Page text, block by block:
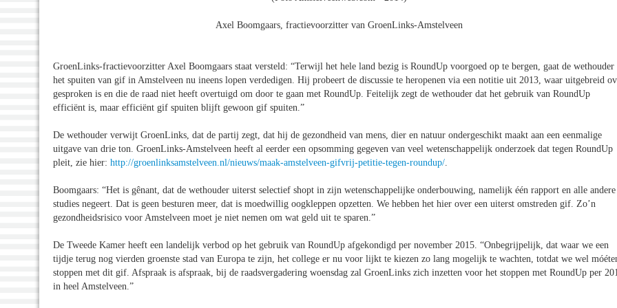
Axel Boomgaars, fractievoorzitter van GroenLinks-Amstelveen
GroenLinks-fractievoorzitter Axel Boomgaars staat versteld: “Terwijl het hele land bezig is RoundUp voorgoed op te bergen, gaat de wethouder
het spuiten van gif in Amstelveen nu ineens lopen verdedigen. Hij probeert de discussie te heropenen via een notitie uit 2013, waar uitgebreid
gesproken is en die de raad niet heeft overtuigd om door te gaan met RoundUp. Feitelijk zegt de wethouder dat het gebruik van RoundUp
efficiënt is, maar efficiënt gif spuiten blijft gewoon gif spuiten.”
De wethouder verwijt GroenLinks, dat de partij zegt, dat hij de gezondheid van mens, dier en natuur ondergeschikt maakt aan een eenmalige
uitgave van drie ton. GroenLinks-Amstelveen heeft al eerder een opsomming gegeven van veel wetenschappelijk onderzoek dat tegen RoundUp
pleit, zie hier: http://groenlinksamstelveen.nl/nieuws/maak-amstelveen-gifvrij-petitie-tegen-roundup/
Boomgaars: “Het is gênant, dat de wethouder uiterst selectief shopt in zijn wetenschappelijke onderbouwing, namelijk één rapport en alle andere
studies negeert. Dat is geen besturen meer, dat is moedwillig oogkleppen opzetten. We hebben het hier over een uiterst omstreden gif. Zo’n
gezondheidsrisico voor Amstelveen moet je niet nemen om wat geld uit te sparen.”
De Tweede Kamer heeft een landelijk verbod op het gebruik van RoundUp afgekondigd per november 2015. “Onbegrijpelijk, dat waar we een
tijdje terug nog vierden groenste stad van Europa te zijn, het college er nu voor lijkt te kiezen zo lang mogelijk te wachten, totdat we wel
stoppen met dit gif. Afspraak is afspraak, bij de raadsvergadering woensdag zal GroenLinks zich inzetten voor het stoppen met RoundUp per
in heel Amstelveen.”